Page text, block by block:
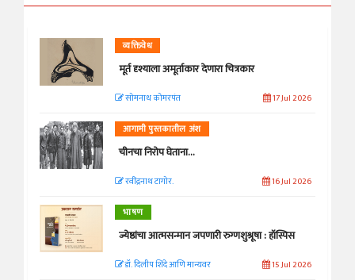
व्यक्तिवेध
मूर्त दृश्याला अमूर्ताकार देणारा चित्रकार
सोमनाथ कोमरपंत 17 Jul 2026
आगामी पुस्तकातील अंश
चीनचा निरोप घेताना...
रवींद्रनाथ टागोर. 16 Jul 2026
भाषण
ज्येष्ठांचा आत्मसन्मान जपणारी रुग्णशुश्रूषा : हॉस्पिस
डॉ. दिलीप शिंदे आणि मान्यवर 15 Jul 2026